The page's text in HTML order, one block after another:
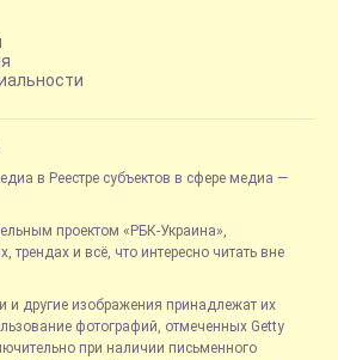
в Реестре субъектов в сфере медиа —
проектом «РБК-Украина»,
и всё, что интересно читать вне
и другие изображения принадлежат их
фотографий, отмеченных Getty
при наличии письменного